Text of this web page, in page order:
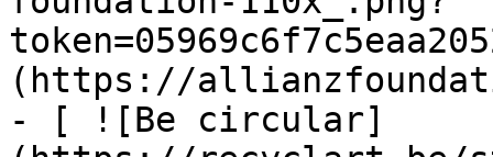
(https://
- [ ![Be circular]